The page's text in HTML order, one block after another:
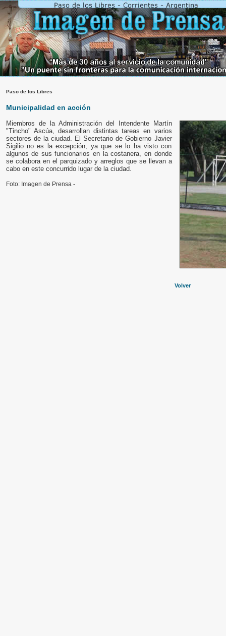
Paso de los Libres
Municipalidad en acción
Miembros de la Administración del Intendente Martín
"Tincho" Ascúa, desarrollan distintas tareas en varios
sectores de la ciudad. El Secretario de Gobierno Javier
Sigilio no es la excepción, ya que se lo ha visto con
algunos de sus funcionarios en la costanera, en donde
se colabora en el parquizado y arreglos que se llevan a
cabo en este concurrido lugar de la ciudad.
Foto: Imagen de Prensa -
Volver